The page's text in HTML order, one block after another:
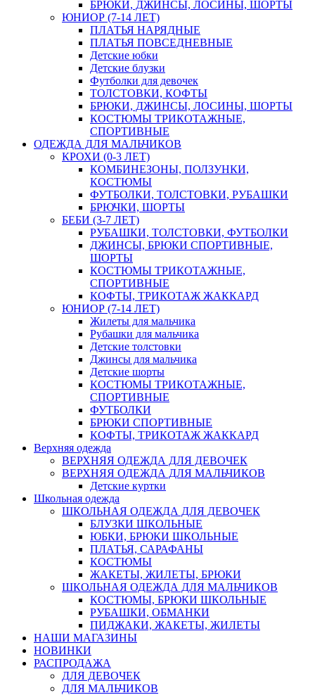
БРЮКИ, ДЖИНСЫ, ЛОСИНЫ, ШОРТЫ
ЮНИОР (7-14 ЛЕТ)
ПЛАТЬЯ НАРЯДНЫЕ
ПЛАТЬЯ ПОВСЕДНЕВНЫЕ
Детские юбки
Детские блузки
Футболки для девочек
ТОЛСТОВКИ, КОФТЫ
БРЮКИ, ДЖИНСЫ, ЛОСИНЫ, ШОРТЫ
КОСТЮМЫ ТРИКОТАЖНЫЕ,
СПОРТИВНЫЕ
ОДЕЖДА ДЛЯ МАЛЬЧИКОВ
КРОХИ (0-3 ЛЕТ)
КОМБИНЕЗОНЫ, ПОЛЗУНКИ,
КОСТЮМЫ
ФУТБОЛКИ, ТОЛСТОВКИ, РУБАШКИ
БРЮЧКИ, ШОРТЫ
БЕБИ (3-7 ЛЕТ)
РУБАШКИ, ТОЛСТОВКИ, ФУТБОЛКИ
ДЖИНСЫ, БРЮКИ СПОРТИВНЫЕ,
ШОРТЫ
КОСТЮМЫ ТРИКОТАЖНЫЕ,
СПОРТИВНЫЕ
КОФТЫ, ТРИКОТАЖ ЖАККАРД
ЮНИОР (7-14 ЛЕТ)
Жилеты для мальчика
Рубашки для мальчика
Детские толстовки
Джинсы для мальчика
Детские шорты
КОСТЮМЫ ТРИКОТАЖНЫЕ,
СПОРТИВНЫЕ
ФУТБОЛКИ
БРЮКИ СПОРТИВНЫЕ
КОФТЫ, ТРИКОТАЖ ЖАККАРД
Верхняя одежда
ВЕРХНЯЯ ОДЕЖДА ДЛЯ ДЕВОЧЕК
ВЕРХНЯЯ ОДЕЖДА ДЛЯ МАЛЬЧИКОВ
Детские куртки
Школьная одежда
ШКОЛЬНАЯ ОДЕЖДА ДЛЯ ДЕВОЧЕК
БЛУЗКИ ШКОЛЬНЫЕ
ЮБКИ, БРЮКИ ШКОЛЬНЫЕ
ПЛАТЬЯ, САРАФАНЫ
КОСТЮМЫ
ЖАКЕТЫ, ЖИЛЕТЫ, БРЮКИ
ШКОЛЬНАЯ ОДЕЖДА ДЛЯ МАЛЬЧИКОВ
КОСТЮМЫ, БРЮКИ ШКОЛЬНЫЕ
РУБАШКИ, ОБМАНКИ
ПИДЖАКИ, ЖАКЕТЫ, ЖИЛЕТЫ
НАШИ МАГАЗИНЫ
НОВИНКИ
РАСПРОДАЖА
ДЛЯ ДЕВОЧЕК
ДЛЯ МАЛЬЧИКОВ